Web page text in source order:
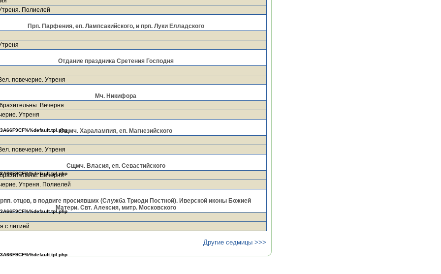
Полиелей
Прп. Парфения, еп. Лампсакийского, и прп. Луки Елладского
Отдание праздника Сретения Господня
повечерие. Утреня
Мч. Никифора
Вечерня
Утреня
Сщмч. Харалампия, еп. Магнезийского
повечерие. Утреня
Сщмч. Власия, еп. Севастийского
Вечерня
Утреня. Полиелей
отцов, в подвиге просиявших (Служба Триоди Постной). Иверской иконы Божией
Матери. Свт. Алексия, митр. Московского
с литией
Другие седмицы >>>